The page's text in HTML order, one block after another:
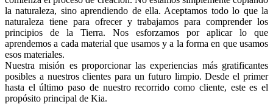
la naturaleza, sino aprendiendo de ella. Aceptamos todo lo que la
naturaleza tiene para ofrecer y trabajamos para comprender los
principios de la Tierra. Nos esforzamos por aplicar lo que
aprendemos a cada material que usamos y a la forma en que usamos
esos materiales.
Nuestra misión es proporcionar las experiencias más gratificantes
posibles a nuestros clientes para un futuro limpio. Desde el primer
hasta el último paso de nuestro recorrido como cliente, este es el
propósito principal de Kia.